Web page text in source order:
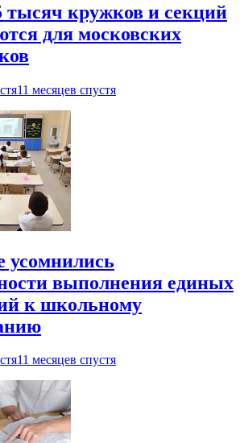
тысяч кружков и секций
для московских
11 месяцев спустя
усомнились
выполнения единых
к школьному
11 месяцев спустя